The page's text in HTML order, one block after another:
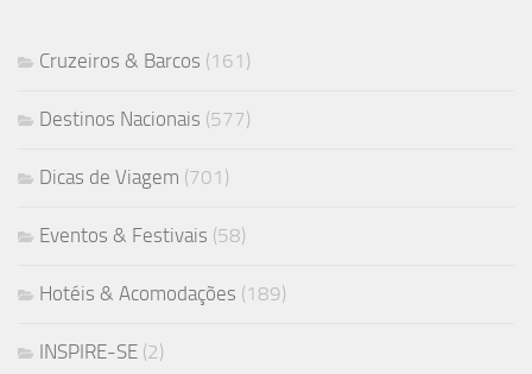
Cruzeiros & Barcos (161)
Destinos Nacionais (577)
Dicas de Viagem (701)
Eventos & Festivais (58)
Hotéis & Acomodações (189)
INSPIRE-SE (2)